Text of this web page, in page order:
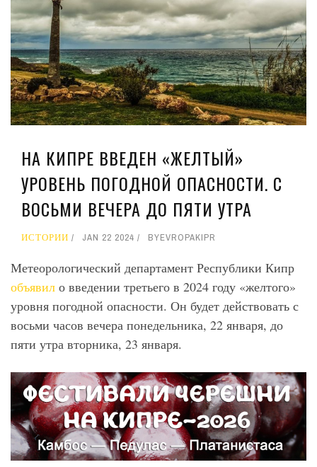
НА КИПРЕ ВВЕДЕН «ЖЕЛТЫЙ»
УРОВЕНЬ ПОГОДНОЙ ОПАСНОСТИ. С
ВОСЬМИ ВЕЧЕРА ДО ПЯТИ УТРА
ИСТОРИИ JAN 22 2024 BYEVROPAKIPR
Метеорологический департамент Республики Кипр
объявил о введении третьего в 2024 году «желтого»
уровня погодной опасности. Он будет действовать с
восьми часов вечера понедельника, 22 января, до
пяти утра вторника, 23 января.